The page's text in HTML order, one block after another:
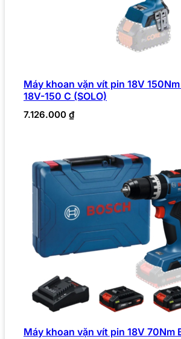
Máy khoan vặn vít pin 18V
18V-150 C (SOLO)
7.126.000 ₫
Máy khoan vặn vít pin 18V 70Nm